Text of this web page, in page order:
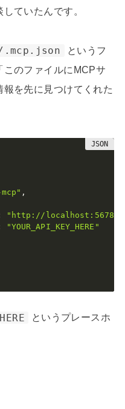
ていたんです。
というフ
このファイルにMCPサ
を先に見つけてくれた
,
"http://localhost:5678"
"YOUR_API_KEY_HERE"
というプレースホ